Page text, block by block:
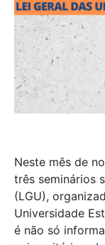
Neste mês de
três seminários
(LGU),
Universidade
é não só